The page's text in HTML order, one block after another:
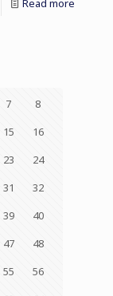
Read more
7
8
15
16
23
24
31
32
39
40
47
48
55
56